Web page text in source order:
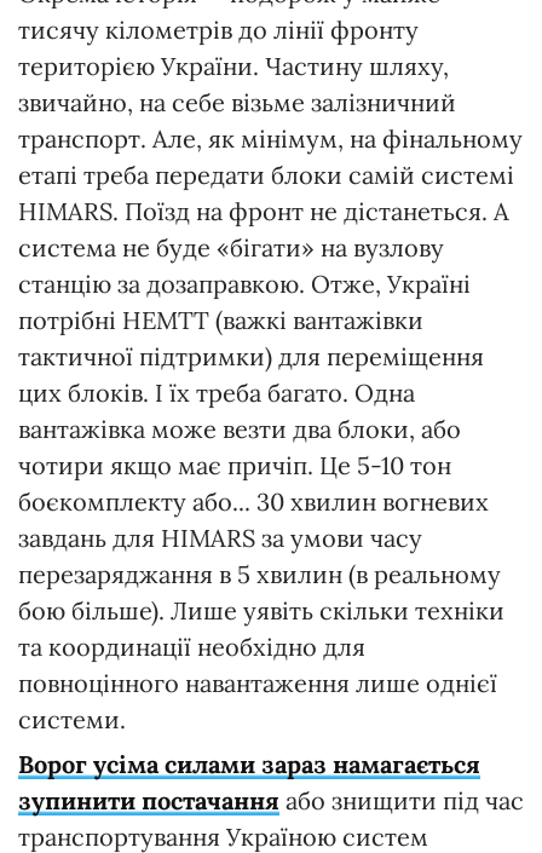
тисячу кілометрів до лінії фронту
територією України. Частину шляху,
звичайно, на себе візьме залізничний
транспорт. Але, як мінімум, на фінальному
етапі треба передати блоки самій системі
HIMARS. Поїзд на фронт не дістанеться. А
система не буде «бігати» на вузлову
станцію за дозаправкою. Отже, Україні
потрібні HEMTT (важкі вантажівки
тактичної підтримки) для переміщення
цих блоків. І їх треба багато. Одна
вантажівка може везти два блоки, або
чотири якщо має причіп. Це 5-10 тон
боєкомплекту або... 30 хвилин вогневих
завдань для HIMARS за умови часу
перезаряджання в 5 хвилин (в реальному
бою більше). Лише уявіть скільки техніки
та координації необхідно для
повноцінного навантаження лише однієї
системи.
Ворог усіма силами зараз намагається
зупинити постачання або знищити під час
транспортування Україною систем